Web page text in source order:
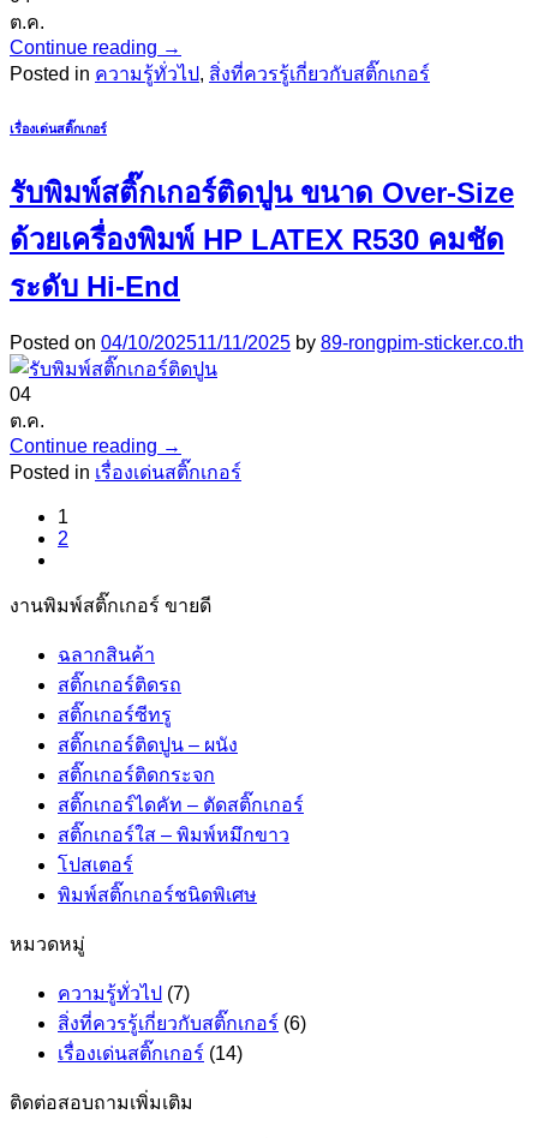
ต.ค.
Continue reading →
Posted in ความรู้ทั่วไป, สิ่งที่ควรรู้เกี่ยวกับสติ๊กเกอร์
เรื่องเด่นสติ๊กเกอร์
รับพิมพ์สติ๊กเกอร์ติดปูน ขนาด Over-Size
ด้วยเครื่องพิมพ์ HP LATEX R530 คมชัด
ระดับ Hi-End
Posted on 04/10/202511/11/2025 by 89-rongpim-sticker.co.th
04
ต.ค.
Continue reading →
Posted in เรื่องเด่นสติ๊กเกอร์
1
2
งานพิมพ์สติ๊กเกอร์ ขายดี
ฉลากสินค้า
สติ๊กเกอร์ติดรถ
สติ๊กเกอร์ซีทรู
สติ๊กเกอร์ติดปูน – ผนัง
สติ๊กเกอร์ติดกระจก
สติ๊กเกอร์ไดคัท – ตัดสติ๊กเกอร์
สติ๊กเกอร์ใส – พิมพ์หมึกขาว
โปสเตอร์
พิมพ์สติ๊กเกอร์ชนิดพิเศษ
หมวดหมู่
ความรู้ทั่วไป (7)
สิ่งที่ควรรู้เกี่ยวกับสติ๊กเกอร์ (6)
เรื่องเด่นสติ๊กเกอร์ (14)
ติดต่อสอบถามเพิ่มเติม